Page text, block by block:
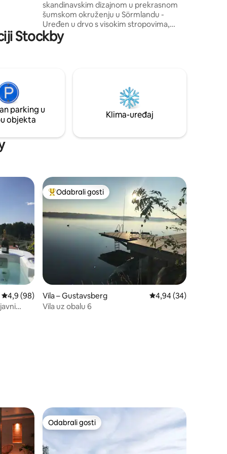
skandinavskim dizajnom u prekrasnom
šumskom okruženju u Sörmlandu -
Uređen u drvo s visokim stropovima,
velikim prozorima i mirnom lokacijom u
prirodnom rezervatu Jägarskogen.
Potpuno opremljena kuhinja, savršena za
one koji žele sami kuhati,kupaonica s
perilicom rublja. Terasa s roštiljem.
Priroda je odmah ispred vrata, ali samo 30
Stockby
parking u
objekta
Klima-uređaj
Prosječna ocjena: 4,9/5, recenzija: 98
4,9 (98)
Među najviše rangiranima s oznakom „Odabrali gosti”
Odabrali gosti
Vila – Gustavsberg Prosječna ocjena:
4,94 (34)
Vila uz obalu 6
„Odabrali gosti”
Odabrali gosti
Odabrali gosti